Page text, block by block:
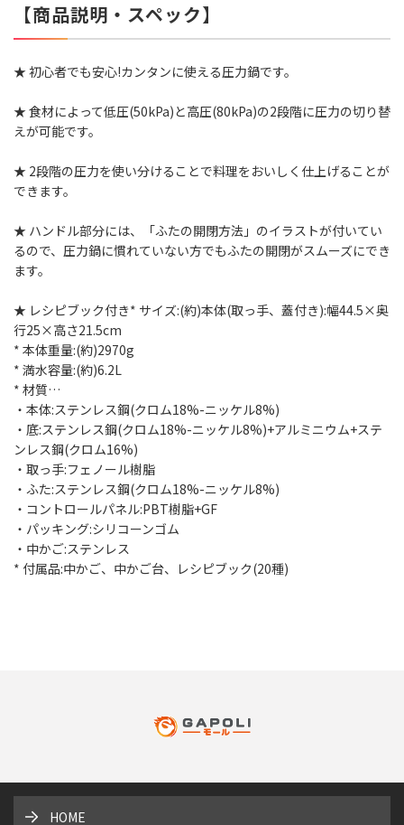
【商品説明・スペック】
★ 初心者でも安心!カンタンに使える圧力鍋です。
★ 食材によって低圧(50kPa)と高圧(80kPa)の2段階に圧力の切り替
えが可能です。
★ 2段階の圧力を使い分けることで料理をおいしく仕上げることが
できます。
★ ハンドル部分には、「ふたの開閉方法」のイラストが付いてい
るので、圧力鍋に慣れていない方でもふたの開閉がスムーズにでき
ます。
★ レシピブック付き* サイズ:(約)本体(取っ手、蓋付き):幅44.5×奥
行25×高さ21.5cm
* 本体重量:(約)2970g
* 満水容量:(約)6.2L
* 材質…
・本体:ステンレス鋼(クロム18%-ニッケル8%)
・底:ステンレス鋼(クロム18%-ニッケル8%)+アルミニウム+ステ
ンレス鋼(クロム16%)
・取っ手:フェノール樹脂
・ふた:ステンレス鋼(クロム18%-ニッケル8%)
・コントロールパネル:PBT樹脂+GF
・パッキング:シリコーンゴム
・中かご:ステンレス
* 付属品:中かご、中かご台、レシピブック(20種)
HOME